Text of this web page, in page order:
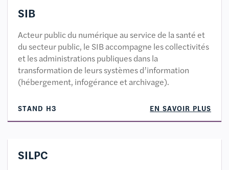
SIB
Acteur public du numérique au service de la santé et
du secteur public, le SIB accompagne les collectivités
et les administrations publiques dans la
transformation de leurs systèmes d’information
(hébergement, infogérance et archivage).
STAND H3 EN SAVOIR PLUS
SILPC